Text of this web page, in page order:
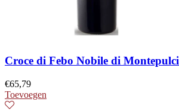
Croce di Febo Nobile di
€65,79
Toevoegen